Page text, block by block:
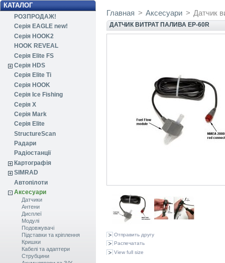
КАТАЛОГ
РОЗПРОДАЖ!
Серія EAGLE new!
Серія HOOK2
HOOK REVEAL
Серія Elite FS
Серія HDS
Серія Elite Ti
Серія HOOK
Серія Ice Fishing
Серія X
Серія Mark
Серія Elite
StructureScan
Радари
Радіостанції
Картографія
SIMRAD
Автопілоти
Аксесуари
Датчики
Антени
Дисплеї
Модулі
Подовжувачі
Підставки та кріплення
Кришки
Кабелі та адаптери
Струбцини
Главная > Аксесуари > Датчик
ДАТЧИК ВИТРАТ ПАЛИВА EP-60R
Отправить другу
Распечатать
View full size